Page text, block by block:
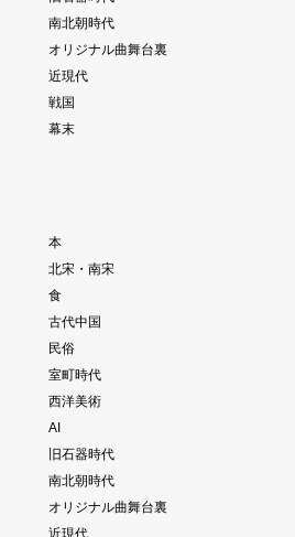
南北朝時代
オリジナル曲舞台裏
近現代
戦国
幕末
本
北宋・南宋
食
古代中国
民俗
室町時代
西洋美術
AI
旧石器時代
南北朝時代
オリジナル曲舞台裏
近現代